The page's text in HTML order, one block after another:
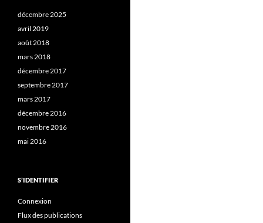
décembre 2025
avril 2019
août 2018
mars 2018
décembre 2017
septembre 2017
mars 2017
décembre 2016
novembre 2016
mai 2016
S’IDENTIFIER
Connexion
Flux des publications